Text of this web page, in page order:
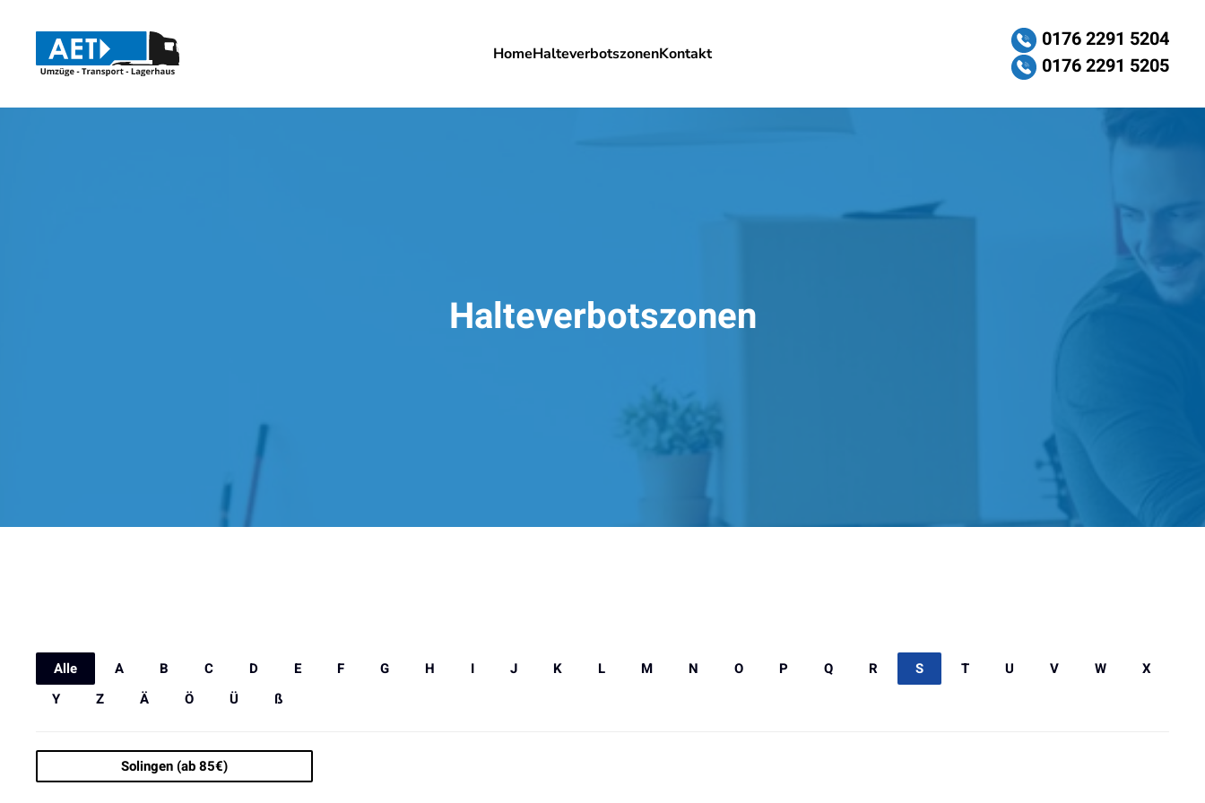
HomeHalteverbotszonenKontakt
0176 2291 5204
0176 2291 5205
Halteverbotszonen
Alle A B C D E F G H I J K L M N O P Q R S T U V W
X
Y
Z Ä Ö Ü ß
Solingen (ab 85€)